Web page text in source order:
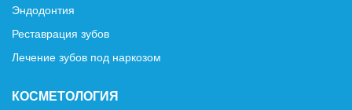
Эндодонтия
Реставрация зубов
Лечение зубов под наркозом
КОСМЕТОЛОГИЯ